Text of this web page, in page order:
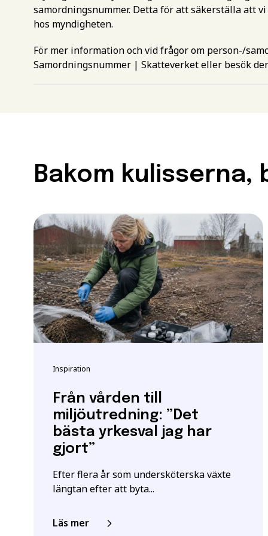
samordningsnummer. Detta för att säkerställa att
hos myndigheten.
För mer information och vid frågor om person-/
Samordningsnummer | Skatteverketeller besök
Bakom
Inspiration
Från vården till
miljöutredning: ”Det
bästa yrkesval jag har
gjort”
Efter flera år som undersköterska växte
längtan efter att byta...
Läs mer
Efternamn*
E-post*
*Observera att detta inte
Jag ger samtycke
jag har läst och
utbildningen
För att kunna söka till
måste ha en
utbildningar kan också
Vänligen notera: För
yrkeshögskolan krävs
att vi registrerar
För mer information